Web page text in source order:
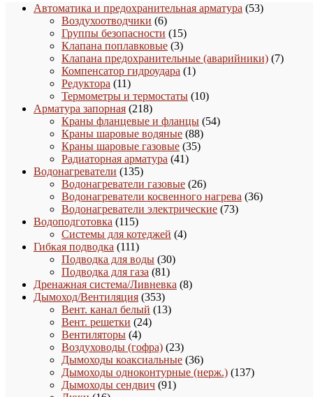
Автоматика и предохранительная арматура 5353
Воздухоотводчики 66
товаров
Группы безопасности 1515
товаров
Клапана поплавковые 33
товара
Клапана предохранительные (аварийники) 77
Компенсатор гидроудара 11
Редуктора 1111
товаров
Термометры и термостаты 1010
Арматура запорная 218218
товаров
Краны фланцевые и фланцы 5454
Краны шаровые водяные 8888
товаров
Краны шаровые газовые 3535
Радиаторная арматура 4141
Водонагреватели 135135
товаров
Водонагреватели газовые 2626
товаров
Водонагреватели косвенного нагрева 3636
Водонагреватели электрические 7373
Водоподготовка 115115
товаров
Системы для котеджей 44
Гибкая подводка 111111
товаров
Подводка для воды 3030
Подводка для газа 8181
товар
Дренажная система/Ливневка 88
Дымоход/Вентиляция 353353
товара
Вент. канал белый 1313
Вент. решетки 2424
Вентиляторы 44
товара
Воздуховоды (гофра) 2323
товара
Дымоходы коаксиальные 3636
товаров
Дымоходы одноконтурные (нерж.) 137137
Дымоходы сендвич 9191